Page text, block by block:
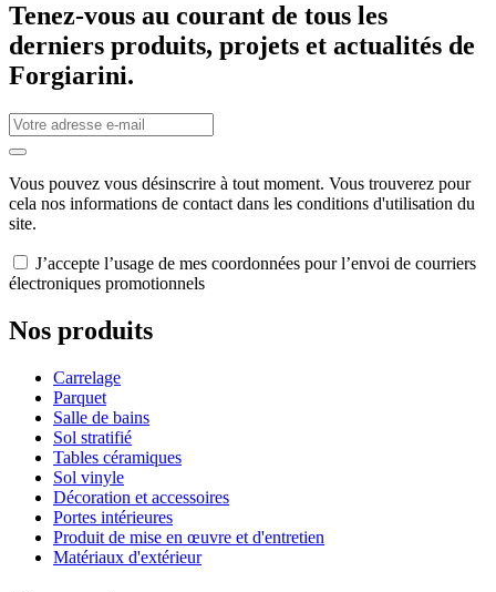
Tenez-vous au courant de tous les
derniers produits, projets et actualités de
Forgiarini.
Vous pouvez vous désinscrire à tout moment. Vous trouverez pour
cela nos informations de contact dans les conditions d'utilisation du
site.
J’accepte l’usage de mes coordonnées pour l’envoi de courriers
électroniques promotionnels
Nos produits
Carrelage
Parquet
Salle de bains
Sol stratifié
Tables céramiques
Sol vinyle
Décoration et accessoires
Portes intérieures
Produit de mise en œuvre et d'entretien
Matériaux d'extérieur